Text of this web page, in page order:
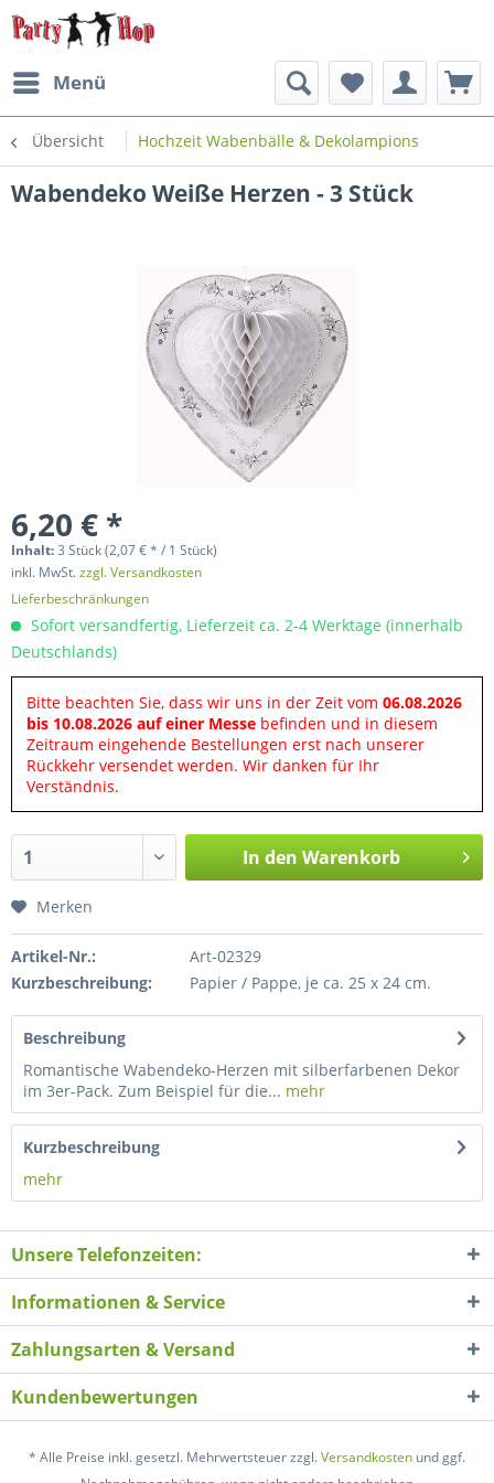
Menü
Übersicht Hochzeit Wabenbälle & Dekolampions
Wabendeko Weiße Herzen - 3 Stück
6,20 € *
Inhalt:3 Stück (2,07 € * / 1 Stück)
inkl. MwSt.zzgl. Versandkosten
Lieferbeschränkungen
Sofort versandfertig, Lieferzeit ca. 2-4 Werktage (innerhalb
Deutschlands)
Bitte beachten Sie, dass wir uns in der Zeit vom 06.08.2026
bis 10.08.2026 auf einer Messe befinden und in diesem
Zeitraum eingehende Bestellungen erst nach unserer
Rückkehr versendet werden. Wir danken für Ihr
Verständnis.
In den Warenkorb
Merken
Artikel-Nr.:
Art-02329
Kurzbeschreibung:
Papier / Pappe, je ca. 25 x 24 cm.
Beschreibung
Romantische Wabendeko-Herzen mit silberfarbenen Dekor
im 3er-Pack. Zum Beispiel für die... mehr
Kurzbeschreibung
mehr
Unsere Telefonzeiten:
Informationen & Service
Zahlungsarten & Versand
Kundenbewertungen
* Alle Preise inkl. gesetzl. Mehrwertsteuer zzgl.Versandkosten und ggf.